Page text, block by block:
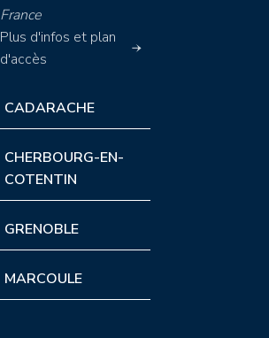
France
Plus d'infos et plan
d'accès
CADARACHE
CHERBOURG-EN-
COTENTIN
GRENOBLE
MARCOULE